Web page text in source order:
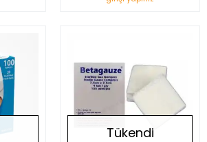
Tükendi